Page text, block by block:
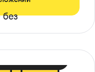
без